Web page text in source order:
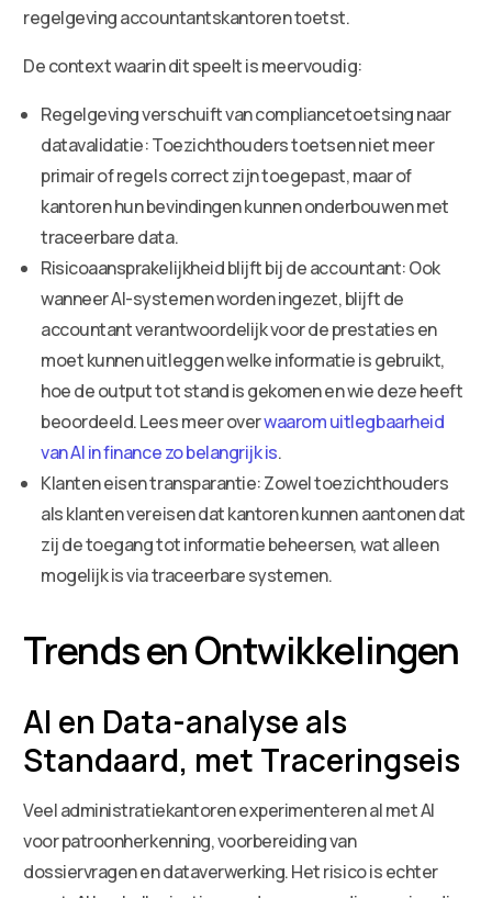
regelgeving accountantskantoren toetst.
De context waarin dit speelt is meervoudig:
Regelgeving verschuift van compliancetoetsing naar
datavalidatie: Toezichthouders toetsen niet meer
primair of regels correct zijn toegepast, maar of
kantoren hun bevindingen kunnen onderbouwen met
traceerbare data.
Risicoaansprakelijkheid blijft bij de accountant: Ook
wanneer AI-systemen worden ingezet, blijft de
accountant verantwoordelijk voor de prestaties en
moet kunnen uitleggen welke informatie is gebruikt,
hoe de output tot stand is gekomen en wie deze heeft
beoordeeld. Lees meer overwaarom uitlegbaarheid
van AI in finance zo belangrijk is.
Klanten eisen transparantie: Zowel toezichthouders
als klanten vereisen dat kantoren kunnen aantonen dat
zij de toegang tot informatie beheersen, wat alleen
mogelijk is via traceerbare systemen.
Trends en Ontwikkelingen
AI en Data-analyse als
Standaard, met Traceringseis
Veel administratiekantoren experimenteren al met AI
voor patroonherkenning, voorbereiding van
dossiervragen en dataverwerking. Het risico is echter